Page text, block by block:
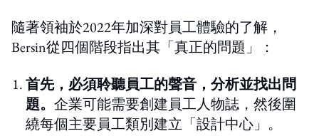
隨著領袖於2022年加深對員工體驗的了解，
Bersin從四個階段指出其「真正的問題」：
首先，必須聆聽員工的聲音，分析並找出問
題。 企業可能需要創建員工人物誌，然後圍
繞每個主要員工類別建立「設計中心」。